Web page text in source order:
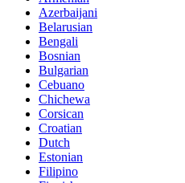
Azerbaijani
Belarusian
Bengali
Bosnian
Bulgarian
Cebuano
Chichewa
Corsican
Croatian
Dutch
Estonian
Filipino